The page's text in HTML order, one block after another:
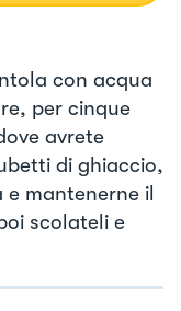
con acqua
per cinque
avrete
di ghiaccio,
mantenerne il
scolateli e